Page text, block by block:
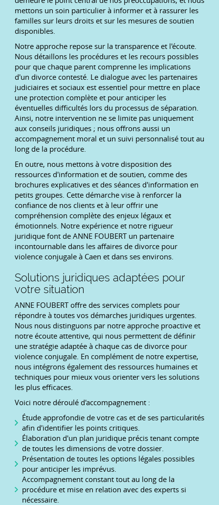
mettons un soin particulier à informer et à rassurer les
familles sur leurs droits et sur les mesures de soutien
disponibles.
Notre approche repose sur la transparence et l'écoute.
Nous détaillons les procédures et les recours possibles
pour que chaque parent comprenne les implications
d'un divorce contesté. Le dialogue avec les partenaires
judiciaires et sociaux est essentiel pour mettre en place
une protection complète et pour anticiper les
éventuelles difficultés lors du processus de séparation.
Ainsi, notre intervention ne se limite pas uniquement
aux conseils juridiques ; nous offrons aussi un
accompagnement moral et un suivi personnalisé tout au
long de la procédure.
En outre, nous mettons à votre disposition des
ressources d'information et de soutien, comme des
brochures explicatives et des séances d'information en
petits groupes. Cette démarche vise à renforcer la
confiance de nos clients et à leur offrir une
compréhension complète des enjeux légaux et
émotionnels. Notre expérience et notre rigueur
juridique font de ANNE FOUBERT un partenaire
incontournable dans les affaires de divorce pour
violence conjugale à Caen et dans ses environs.
Solutions juridiques adaptées pour
votre situation
ANNE FOUBERT offre des services complets pour
répondre à toutes vos démarches juridiques urgentes.
Nous nous distinguons par notre approche proactive et
notre écoute attentive, qui nous permettent de définir
une stratégie adaptée à chaque cas de divorce pour
violence conjugale. En complément de notre expertise,
nous intégrons également des ressources humaines et
techniques pour mieux vous orienter vers les solutions
les plus efficaces.
Voici notre déroulé d'accompagnement :
Étude approfondie de votre cas et de ses particularités
afin d'identifier les points critiques.
Élaboration d'un plan juridique précis tenant compte
de toutes les dimensions de votre dossier.
Présentation de toutes les options légales possibles
pour anticiper les imprévus.
Accompagnement constant tout au long de la
procédure et mise en relation avec des experts si
nécessaire.